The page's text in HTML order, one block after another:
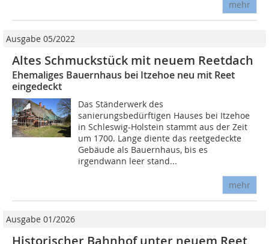
mehr
Ausgabe 05/2022
Altes Schmuckstück mit neuem Reetdach
Ehemaliges Bauernhaus bei Itzehoe neu mit Reet
eingedeckt
Das Ständerwerk des
sanierungsbedürftigen Hauses bei Itzehoe
in Schleswig-Holstein stammt aus der Zeit
um 1700. Lange diente das reetgedeckte
Gebäude als Bauernhaus, bis es
irgendwann leer stand...
mehr
Ausgabe 01/2026
Historischer Bahnhof unter neuem Reet